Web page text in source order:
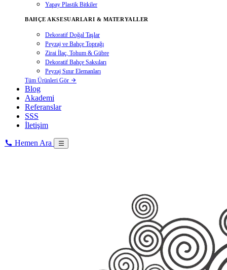
Yapay Plastik Bitkiler
BAHÇE AKSESUARLARI & MATERYALLER
Dekoratif Doğal Taşlar
Peyzaj ve Bahçe Toprağı
Zirai İlaç, Tohum & Gübre
Dekoratif Bahçe Saksıları
Peyzaj Sınır Elemanları
Tüm Ürünleri Gör
Blog
Akademi
Referanslar
SSS
İletişim
Hemen Ara